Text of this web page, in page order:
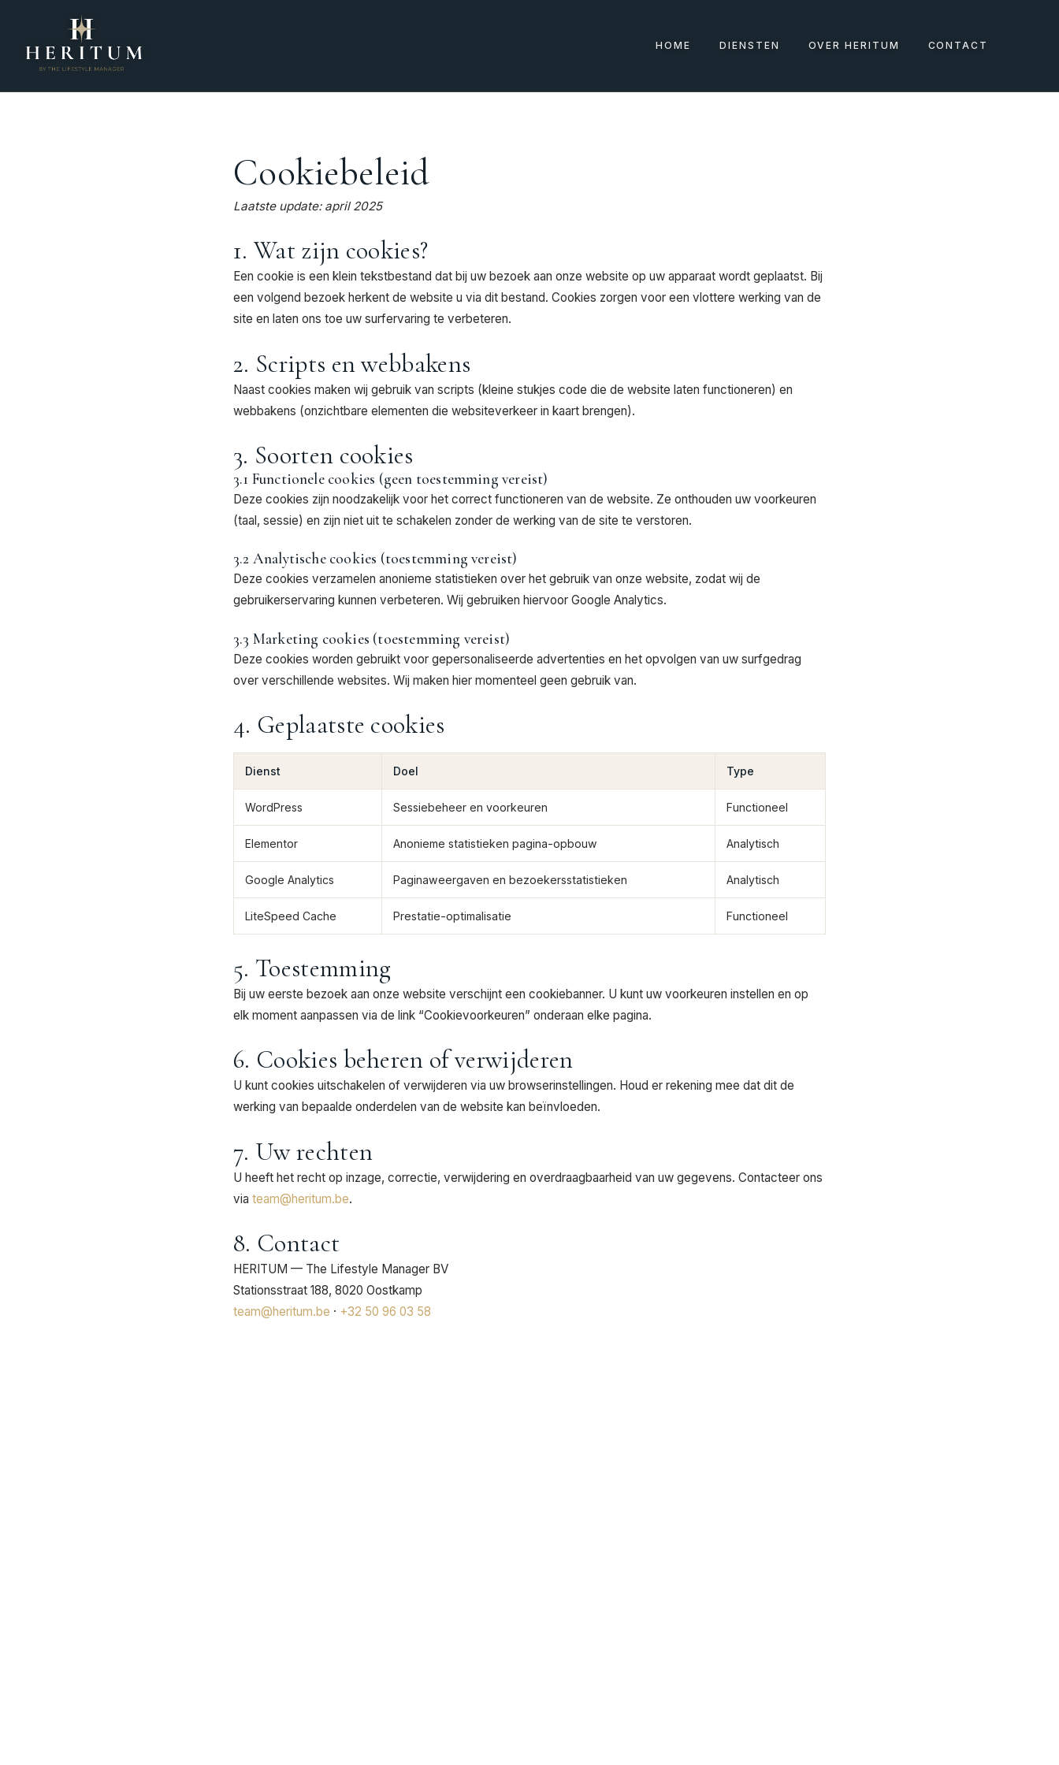
inhoud
HOME DIENSTEN OVER HERITUM CONTACT
Cookiebeleid
Laatste update: april 2025
1. Wat zijn cookies?
Een cookie is een klein tekstbestand dat bij uw bezoek aan onze website op uw apparaat wordt geplaatst. Bij
een volgend bezoek herkent de website u via dit bestand. Cookies zorgen voor een vlottere werking van de
site en laten ons toe uw surfervaring te verbeteren.
2. Scripts en webbakens
Naast cookies maken wij gebruik van scripts (kleine stukjes code die de website laten functioneren) en
webbakens (onzichtbare elementen die websiteverkeer in kaart brengen).
3. Soorten cookies
3.1 Functionele cookies (geen toestemming vereist)
Deze cookies zijn noodzakelijk voor het correct functioneren van de website. Ze onthouden uw voorkeuren
(taal, sessie) en zijn niet uit te schakelen zonder de werking van de site te verstoren.
3.2 Analytische cookies (toestemming vereist)
Deze cookies verzamelen anonieme statistieken over het gebruik van onze website, zodat wij de
gebruikerservaring kunnen verbeteren. Wij gebruiken hiervoor Google Analytics.
3.3 Marketing cookies (toestemming vereist)
Deze cookies worden gebruikt voor gepersonaliseerde advertenties en het opvolgen van uw surfgedrag
over verschillende websites. Wij maken hier momenteel geen gebruik van.
4. Geplaatste cookies
Dienst Doel Type
WordPress Sessiebeheer en voorkeuren Functioneel
Elementor Anonieme statistieken pagina-opbouw Analytisch
Google Analytics Paginaweergaven en bezoekersstatistieken Analytisch
LiteSpeed Cache Prestatie-optimalisatie Functioneel
5. Toestemming
Bij uw eerste bezoek aan onze website verschijnt een cookiebanner. U kunt uw voorkeuren instellen en op
elk moment aanpassen via de link “Cookievoorkeuren” onderaan elke pagina.
6. Cookies beheren of verwijderen
U kunt cookies uitschakelen of verwijderen via uw browserinstellingen. Houd er rekening mee dat dit de
werking van bepaalde onderdelen van de website kan beïnvloeden.
7. Uw rechten
U heeft het recht op inzage, correctie, verwijdering en overdraagbaarheid van uw gegevens. Contacteer ons
via team@heritum.be.
8. Contact
HERITUM — The Lifestyle Manager BV
Stationsstraat 188, 8020 Oostkamp
team@heritum.be · +32 50 96 03 58